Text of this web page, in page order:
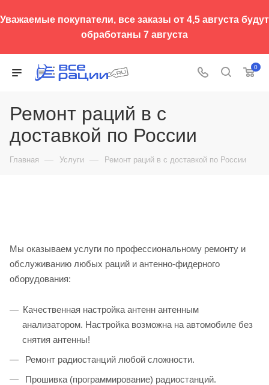
Уважаемые покупатели, все заказы от 4,5 августа будут
обработаны 7 августа
0
Ремонт раций в с
доставкой по России
Главная — Услуги — Ремонт раций в с доставкой по России
Мы оказываем услуги по профессиональному ремонту и
обслуживанию любых раций и антенно-фидерного
оборудования:
Качественная настройка антенн антенным
анализатором. Настройка возможна на автомобиле без
снятия антенны!
Ремонт радиостанций любой сложности.
Прошивка (программирование) радиостанций.